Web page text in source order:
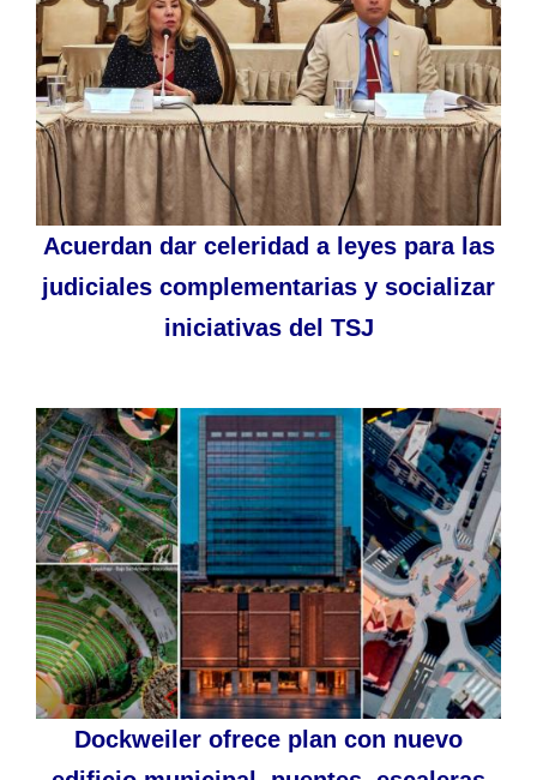
Acuerdan dar celeridad a leyes para las
judiciales complementarias y socializar
iniciativas del TSJ
Dockweiler ofrece plan con nuevo